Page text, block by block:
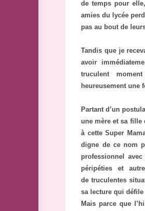
de temps pour
amies du lycée
pas au bout de
Tandis que je
avoir
truculent
heureusement une
Partant d’un
une mère et sa fille
à cette Super
digne de ce nom
professionnel
péripéties et
de truculentes
sa lecture qui
Mais parce que